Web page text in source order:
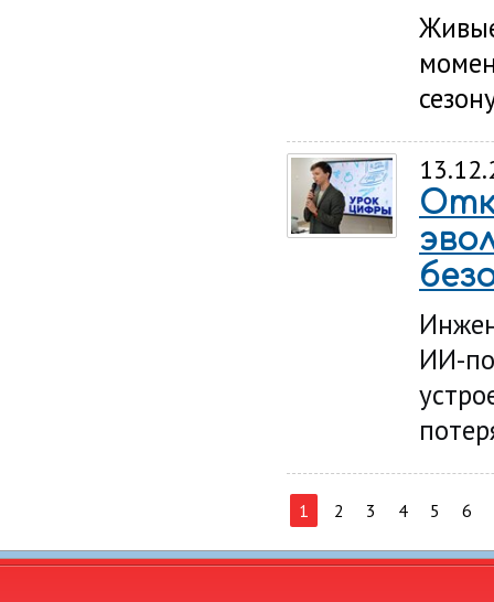
ИИ-
1 2 3 4 5 6